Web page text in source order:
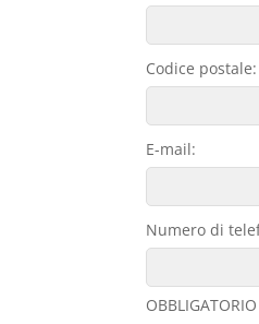
Codice postale:
E-mail:
Numero di